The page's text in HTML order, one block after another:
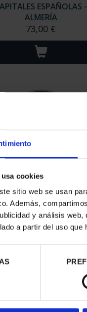
cookies
sitio web se usan
Además,
y análisis
a partir del uso
ESPAÑOLAS -
ALMERÍA
73,00 €
LAS PALMAS
73,00 €